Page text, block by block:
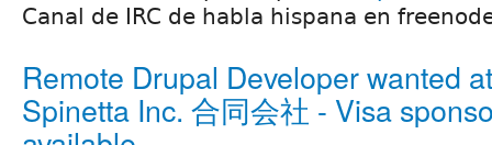
Canal de IRC de habla hispana en
Remote Drupal Developer wanted at
Spinetta Inc. 合同会社 - Visa